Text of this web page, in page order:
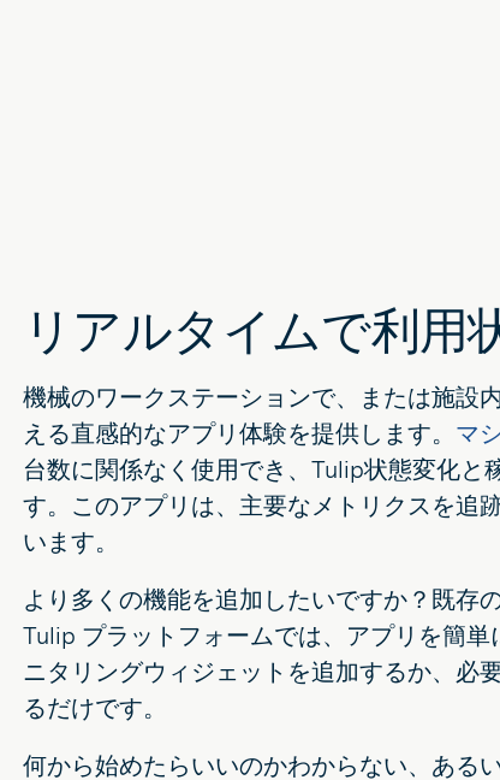
リアルタイムで利用
機械のワークステーションで、または施設
える直感的なアプリ体験を提供します。 マ
台数に関係なく使用でき、Tulip状態変化と
す。このアプリは、主要なメトリクスを追
います。
より多くの機能を追加したいですか？既存
Tulip プラットフォームでは、アプリを簡
ニタリングウィジェットを追加するか、必
るだけです。
何から始めたらいいのかわからない、ある